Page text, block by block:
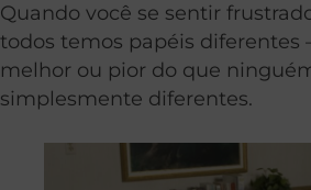
Quando você se sentir
todos temos papéis diferentes
melhor ou pior do que
simplesmente diferentes.